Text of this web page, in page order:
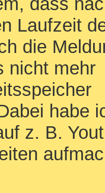
Laufzeit
die
nicht mehr
habe
z. B.